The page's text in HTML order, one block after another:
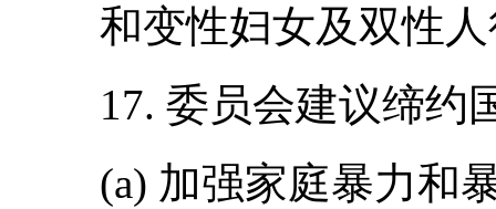
和变性妇女及双性
17. 委员会建议缔约
(a) 加强家庭暴力和